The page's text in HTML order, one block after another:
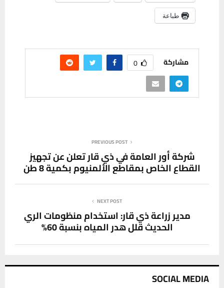
طباعة
مشاركة 0
PREVIOUS POST
شركة أور العامة في ذي قار تعلن عن تجهيز
القطاع الخاص بمقاطع الألمنيوم بكمية 8 طن
NEXT POST
مدير زراعة ذي قار: استخدام منظومات الري
الحديث قلل هدر المياه بنسبة 60%
SOCIAL MEDIA